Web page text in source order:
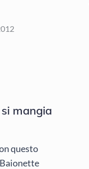
mangia
questo